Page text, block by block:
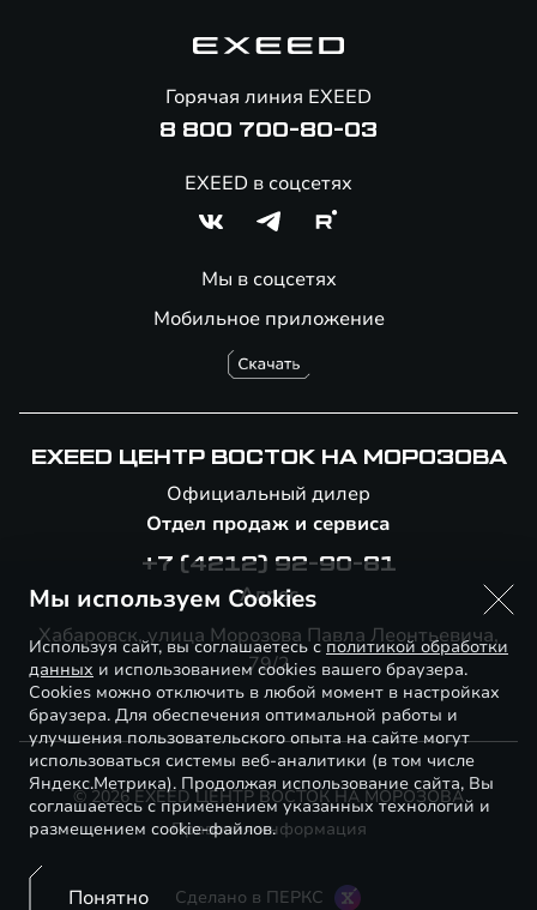
Помощь на дорогах
Мобильное приложение
Горячая линия EXEED
8 800 700-80-03
EXEED в соцсетях
Мы в соцсетях
EXEED ЦЕНТР ВОСТОК НА МОРОЗОВА
Официальный дилер
Отдел продаж и сервиса
+7 (4212) 92-90-81
Адрес
Хабаровск, улица Морозова Павла Леонтьевича,
79/2
© 2026 EXEED ЦЕНТР ВОСТОК НА МОРОЗОВА
Правовая информация
Сделано в ПЕРКС
Мы используем Cookies
Используя сайт, вы соглашаетесь сполитикой обработки
данных и использованием cookies вашего браузера.
Cookies можно отключить в любой момент в настройках
браузера. Для обеспечения оптимальной работы и
улучшения пользовательского опыта на сайте могут
использоваться системы веб-аналитики (в том числе
Яндекс.Метрика). Продолжая использование сайта, Вы
соглашаетесь с применением указанных технологий и
размещением cookie-файлов.
Понятно